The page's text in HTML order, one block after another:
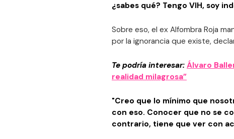
¿sabes qué? Tengo VIH, soy
Sobre eso, el ex Alfombra Roja
por la ignorancia que existe,
Te podría interesar: Álvaro
realidad milagrosa”
"Creo que lo mínimo que
con eso. Conocer que no se
contrario, tiene que ver con